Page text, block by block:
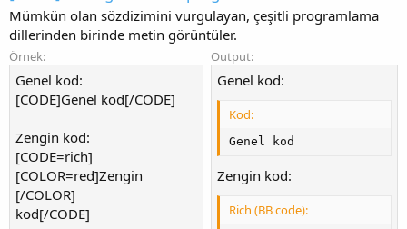
Mümkün olan sözdizimini vurgulayan, çeşitli programlama
dillerinden birinde metin görüntüler.
Örnek:
Genel kod:
[CODE]Genel kod[/CODE]
Zengin kod:
[CODE=rich]
[COLOR=red]Zengin
[/COLOR]
kod[/CODE]
Output:
Genel kod:
Kod:
Genel kod
Zengin kod:
Rich (BB code):